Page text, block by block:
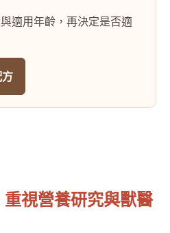
適用年齡，再決定是否適
視營養研究與獸醫